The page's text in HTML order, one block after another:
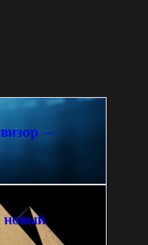
—
новый